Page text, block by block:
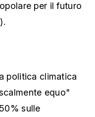
per il futuro
politica climatica
equo"
sulle